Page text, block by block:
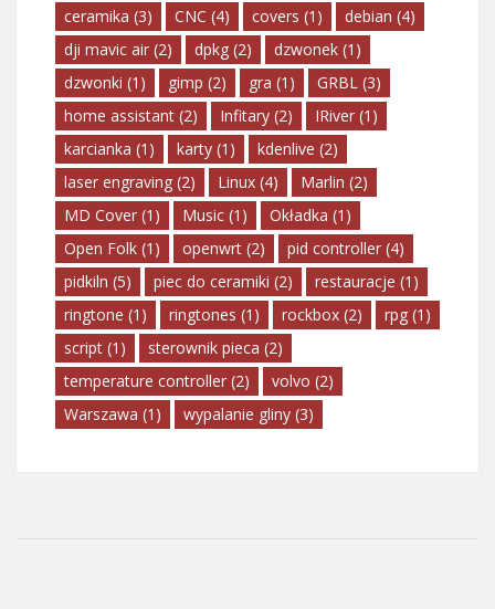
ceramika (3) CNC (4) covers (1) debian (4)
dji mavic air (2) dpkg (2) dzwonek (1)
dzwonki (1) gimp (2) gra (1) GRBL (3)
home assistant (2) Infitary (2) IRiver (1)
karcianka (1) karty (1) kdenlive (2)
laser engraving (2) Linux (4) Marlin (2)
MD Cover (1) Music (1) Okładka (1)
Open Folk (1) openwrt (2) pid controller (4)
pidkiln (5) piec do ceramiki (2) restauracje (1)
ringtone (1) ringtones (1) rockbox (2) rpg (1)
script (1) sterownik pieca (2)
temperature controller (2) volvo (2)
Warszawa (1) wypalanie gliny (3)